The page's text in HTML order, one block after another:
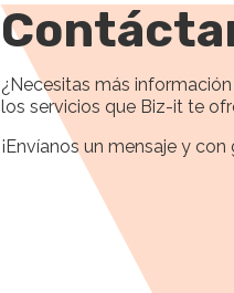
¿Necesitas más
los servicios que Biz-it te
¡Envíanos un mensaje y